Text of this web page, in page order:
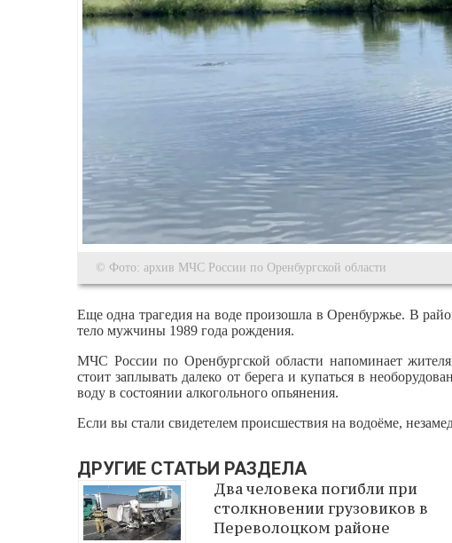
© Фото: архив МЧС России по Оренбургской области
Еще одна трагедия на воде произошла в Оренбуржье. В
тело мужчины 1989 года рождения.
МЧС России по Оренбургской области напоминает
стоит заплывать далеко от берега и купаться в
воду в состоянии алкогольного опьянения.
Если вы стали свидетелем происшествия на водоёме,
ДРУГИЕ СТАТЬИ РАЗДЕЛА
Два человека погибли при
столкновении грузовиков в
Переволоцком районе